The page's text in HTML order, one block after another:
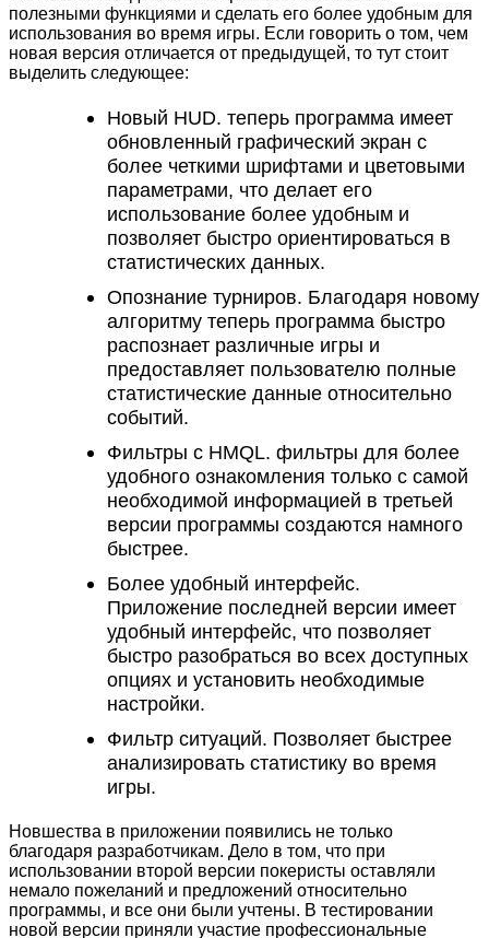
полезными функциями и сделать его более удобным для
использования во время игры. Если говорить о том, чем
новая версия отличается от предыдущей, то тут стоит
выделить следующее:
Новый HUD. теперь программа имеет
обновленный графический экран с
более четкими шрифтами и цветовыми
параметрами, что делает его
использование более удобным и
позволяет быстро ориентироваться в
статистических данных.
Опознание турниров. Благодаря новому
алгоритму теперь программа быстро
распознает различные игры и
предоставляет пользователю полные
статистические данные относительно
событий.
Фильтры с HMQL. фильтры для более
удобного ознакомления только с самой
необходимой информацией в третьей
версии программы создаются намного
быстрее.
Более удобный интерфейс.
Приложение последней версии имеет
удобный интерфейс, что позволяет
быстро разобраться во всех доступных
опциях и установить необходимые
настройки.
Фильтр ситуаций. Позволяет быстрее
анализировать статистику во время
игры.
Новшества в приложении появились не только
благодаря разработчикам. Дело в том, что при
использовании второй версии покеристы оставляли
немало пожеланий и предложений относительно
программы, и все они были учтены. В тестировании
новой версии приняли участие профессиональные